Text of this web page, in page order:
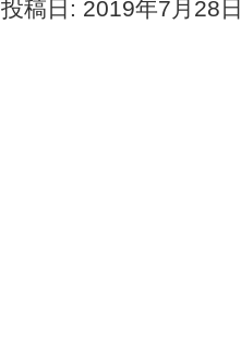
投稿日: 2019年7月28